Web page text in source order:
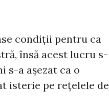
condiții pentru ca
însă acest lucru s-
s-a așezat ca o
isterie pe rețelele de